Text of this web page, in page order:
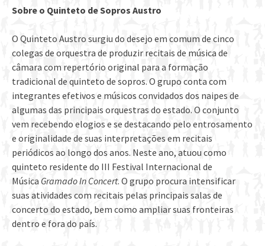
Sobre o Quinteto de Sopros Austro
O Quinteto Austro surgiu do desejo em comum de cinco
colegas de orquestra de produzir recitais de música de
câmara com repertório original para a formação
tradicional de quinteto de sopros. O grupo conta com
integrantes efetivos e músicos convidados dos naipes de
algumas das principais orquestras do estado. O conjunto
vem recebendo elogios e se destacando pelo entrosamento
e originalidade de suas interpretações em recitais
periódicos ao longo dos anos. Neste ano, atuou como
quinteto residente do III Festival Internacional de
Música Gramado In Concert. O grupo procura intensificar
suas atividades com recitais pelas principais salas de
concerto do estado, bem como ampliar suas fronteiras
dentro e fora do país.